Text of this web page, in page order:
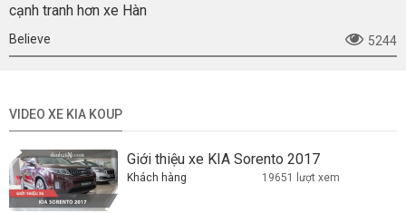
cạnh tranh hơn xe Hàn
Believe 5244
VIDEO XE KIA KOUP
Giới thiệu xe KIA Sorento 2017
Khách hàng 19651 lượt xem